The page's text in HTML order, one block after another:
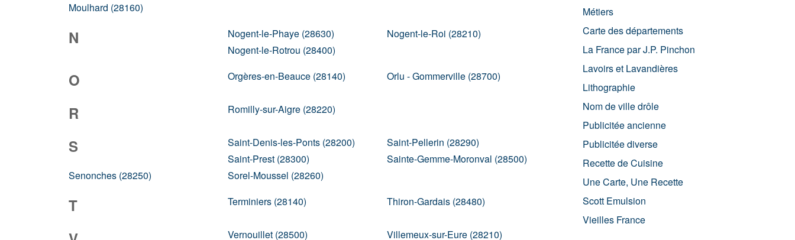
Moulhard (28160)
N Nogent-le-Phaye (28630)
Nogent-le-Roi (28210)
Nogent-le-Rotrou (28400)
O Orgères-en-Beauce (28140) Orlu - Gommerville (28700)
R Romilly-sur-Aigre (28220)
S Saint-Denis-les-Ponts (28200)
Saint-Pellerin (28290)
Saint-Prest (28300)
Sainte-Gemme-Moronval (28500)
Senonches (28250)
Sorel-Moussel (28260)
T Terminiers (28140) Thiron-Gardais (28480)
Vernouillet (28500) Villemeux-sur-Eure (28210)
Métiers
Carte des départements
La France par J.P. Pinchon
Lavoirs et Lavandières
Lithographie
Nom de ville drôle
Publicitée ancienne
Publicitée diverse
Recette de Cuisine
Une Carte, Une Recette
Scott Emulsion
Vieilles France